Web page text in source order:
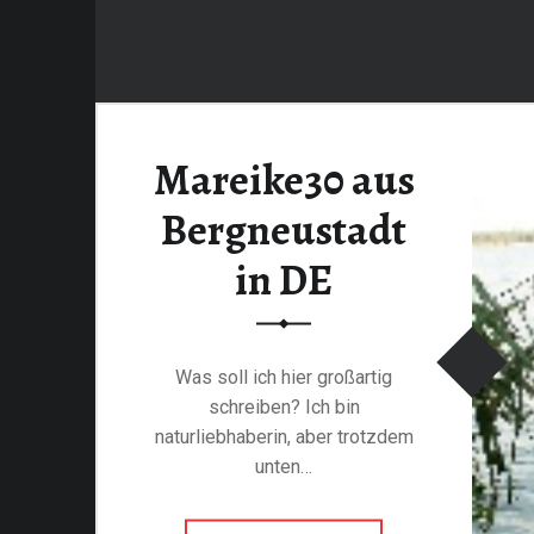
Mareike30 aus
Bergneustadt
in DE
Was soll ich hier großartig
schreiben? Ich bin
naturliebhaberin, aber trotzdem
unten…